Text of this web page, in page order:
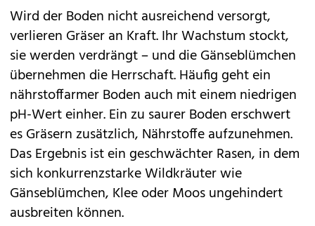
Wird der Boden nicht ausreichend versorgt,
verlieren Gräser an Kraft. Ihr Wachstum stockt,
sie werden verdrängt – und die Gänseblümchen
übernehmen die Herrschaft. Häufig geht ein
nährstoffarmer Boden auch mit einem niedrigen
pH-Wert einher. Ein zu saurer Boden erschwert
es Gräsern zusätzlich, Nährstoffe aufzunehmen.
Das Ergebnis ist ein geschwächter Rasen, in dem
sich konkurrenzstarke Wildkräuter wie
Gänseblümchen, Klee oder Moos ungehindert
ausbreiten können.